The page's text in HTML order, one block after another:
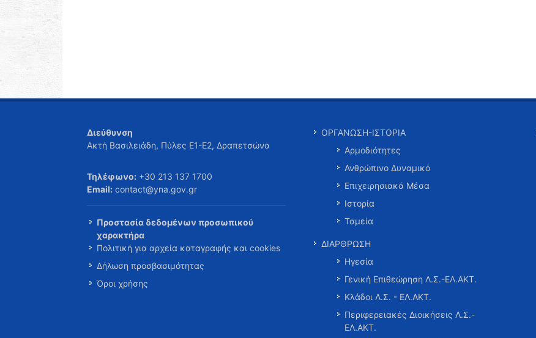
Διεύθυνση
Ακτή Βασιλειάδη, Πύλες Ε1-Ε2, Δραπετσώνα
Τηλέφωνο: +30 213 137 1700
Email: contact@yna.gov.gr
Προστασία δεδομένων προσωπικού
χαρακτήρα
Πολιτική για αρχεία καταγραφής και cookies
Δήλωση προσβασιμότητας
Όροι χρήσης
ΟΡΓΑΝΩΣΗ-ΙΣΤΟΡΙΑ
Αρμοδιότητες
Ανθρώπινο Δυναμικό
Επιχειρησιακά Μέσα
Ιστορία
Ταμεία
ΔΙΑΡΘΡΩΣΗ
Ηγεσία
Γενική Επιθεώρηση Λ.Σ.-ΕΛ.ΑΚΤ.
Κλάδοι Λ.Σ. - ΕΛ.ΑΚΤ.
Περιφερειακές Διοικήσεις Λ.Σ.-
ΕΛ.ΑΚΤ.